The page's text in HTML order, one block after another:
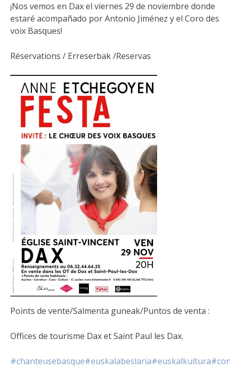
¡Nos vemos en Dax el viernes 29 de noviembre donde
estaré acompañado por Antonio Jiménez y el Coro des
voix Basques!
Réservations / Erreserbak /Reservas
Points de vente/Salmenta guneak/Puntos de venta :
Offices de tourisme Dax et Saint Paul les Dax.
#chanteusebasque#euskalabeslaria#euskalkultura